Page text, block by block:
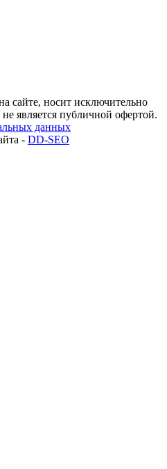
сайте, носит исключительно
является публичной офертой.
данных
- DD-SEO